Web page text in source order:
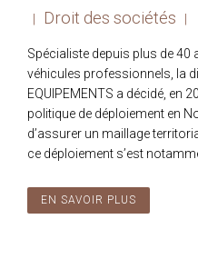
Droit des sociétés
Spécialiste depuis plus de 40
véhicules professionnels, la
EQUIPEMENTS a décidé, en
politique de déploiement en
d’assurer un maillage
ce déploiement s’est
EN SAVOIR PLUS